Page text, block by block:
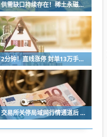
供需缺口持续存在！稀土永磁表现强势 2026高增长个股来了
2分钟！直线涨停 封单13万手！6G赛道集体拉升
交易所关停局域网行情通道后 市场最关注这六个变化带来的影响